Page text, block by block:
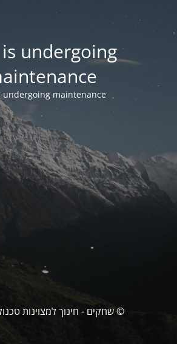
undergoing
undergoing maintenance
© שחקים - חינוך למצוינות